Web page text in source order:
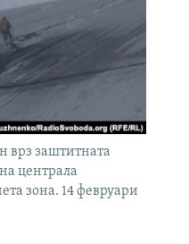
врз заштитната
централа
зона. 14 февруари